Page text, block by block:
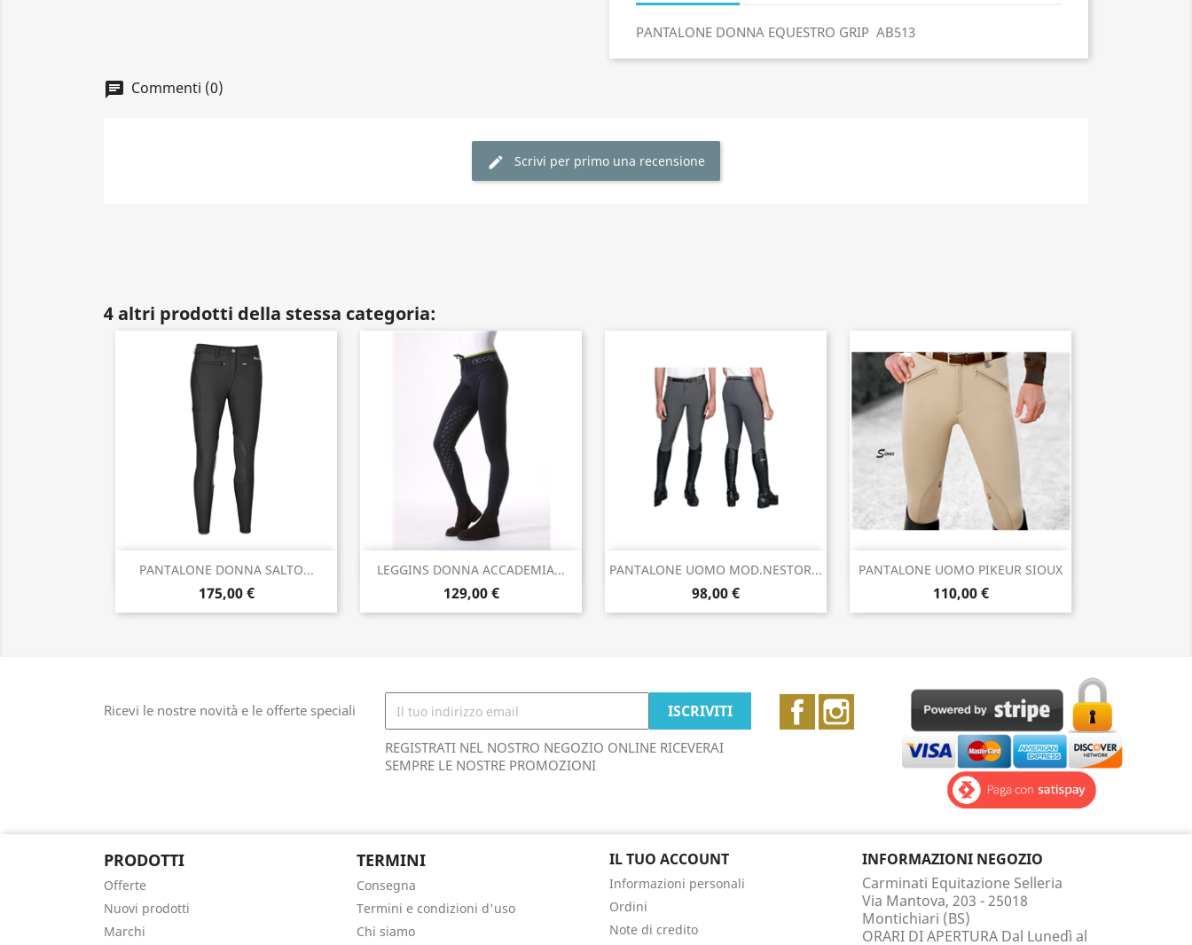
PANTALONE DONNA EQUESTRO GRIP AB513
Commenti (0)
Scrivi per primo una recensione
4 altri prodotti della stessa categoria:
PANTALONE DONNA SALTO...
175,00 €
Anteprima LEGGINS DONNA ACCADEMIA...
129,00 €
Anteprima PANTALONE UOMO MOD.NESTOR...
98,00 €
Anteprima PANTALONE UOMO PIKEUR SIOUX
110,00 €
 Anteprima
Ricevi le nostre novità e le offerte speciali
REGISTRATI NEL NOSTRO NEGOZIO ONLINE RICEVERAI
SEMPRE LE NOSTRE PROMOZIONI
Facebook
PRODOTTI
Offerte
Nuovi prodotti
Marchi
TERMINI
Consegna
Termini e condizioni d'uso
Chi siamo
IL TUO ACCOUNT
Informazioni personali
Ordini
Note di credito
INFORMAZIONI NEGOZIO
Carminati Equitazione Selleria
Via Mantova, 203 - 25018
Montichiari (BS)
ORARI DI APERTURA Dal Lunedì al